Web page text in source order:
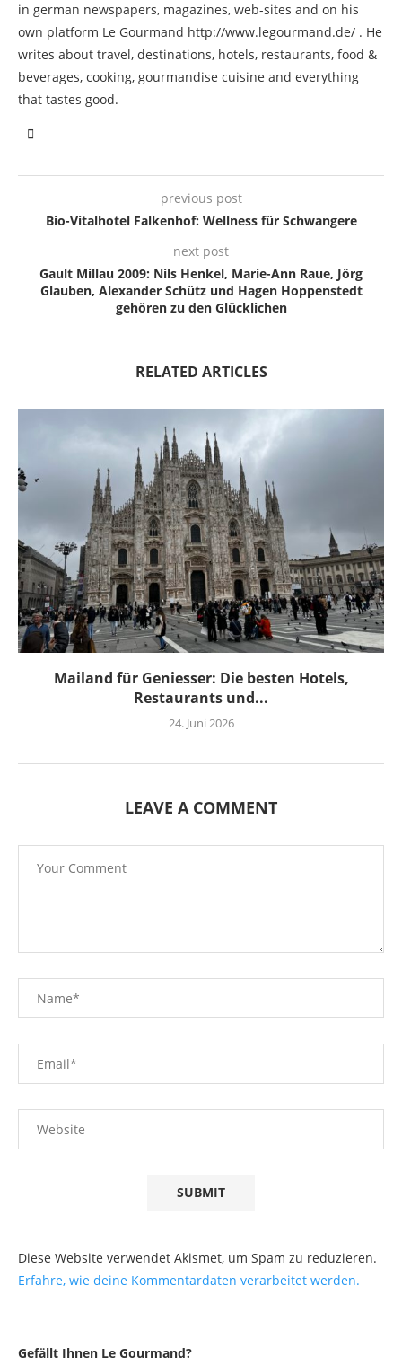
in german newspapers, magazines, web-sites and on his
own platform Le Gourmand http://www.legourmand.de/ . He
writes about travel, destinations, hotels, restaurants, food &
beverages, cooking, gourmandise cuisine and everything
that tastes good.
previous post
Bio-Vitalhotel Falkenhof: Wellness für Schwangere
next post
Gault Millau 2009: Nils Henkel, Marie-Ann Raue, Jörg
Glauben, Alexander Schütz und Hagen Hoppenstedt
gehören zu den Glücklichen
RELATED ARTICLES
Mailand für Geniesser: Die besten Hotels,
Restaurants und...
24. Juni 2026
LEAVE A COMMENT
Diese Website verwendet Akismet, um Spam zu reduzieren.
Erfahre, wie deine Kommentardaten verarbeitet werden.
Gefällt Ihnen Le Gourmand?